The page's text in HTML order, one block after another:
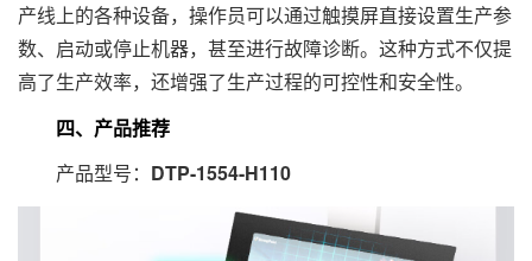
产线上的各种设备，操作员可以通过触摸屏直接设置生产参
数、启动或停止机器，甚至进行故障诊断。这种方式不仅提
高了生产效率，还增强了生产过程的可控性和安全性。
四、产品推荐
产品型号： DTP-1554-H110